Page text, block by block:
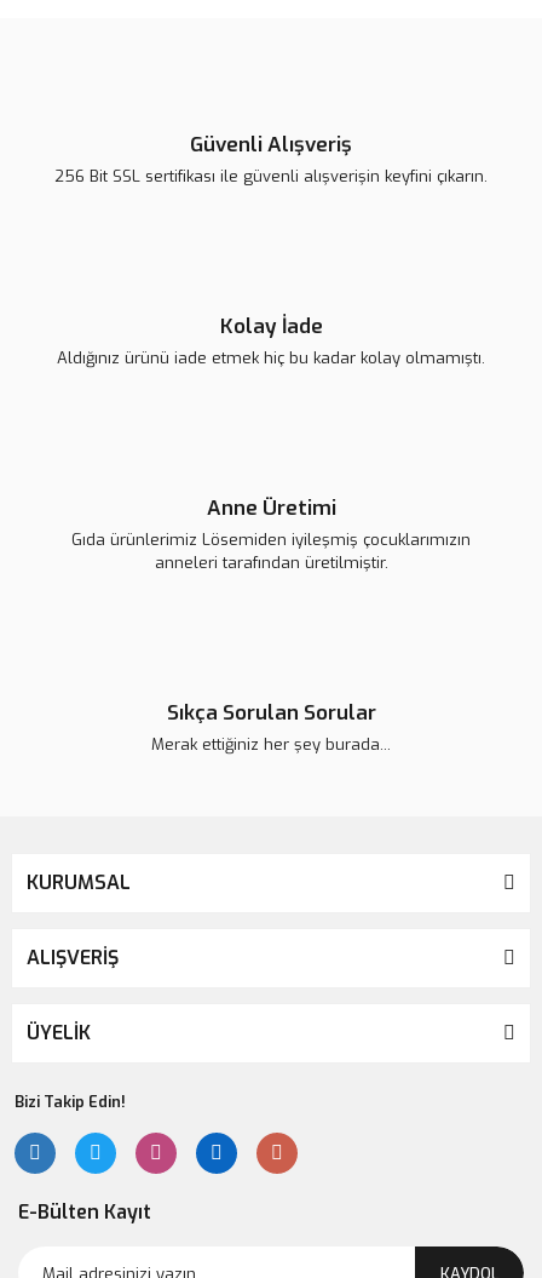
Güvenli Alışveriş
256 Bit SSL sertifikası ile güvenli alışverişin keyfini çıkarın.
Kolay İade
Aldığınız ürünü iade etmek hiç bu kadar kolay olmamıştı.
Anne Üretimi
Gıda ürünlerimiz Lösemiden iyileşmiş çocuklarımızın
anneleri tarafından üretilmiştir.
Sıkça Sorulan Sorular
Merak ettiğiniz her şey burada...
KURUMSAL
ALIŞVERİŞ
ÜYELİK
Bizi Takip Edin!
E-Bülten Kayıt
KAYDOL